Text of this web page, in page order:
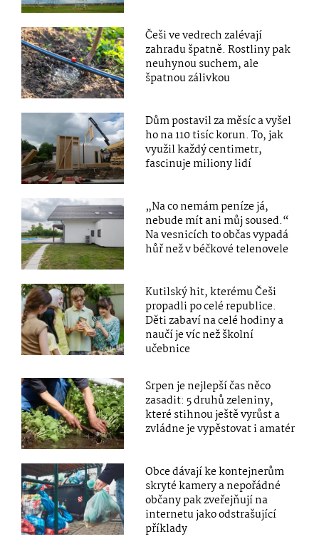
Češi ve vedrech zalévají
zahradu špatně. Rostliny pak
neuhynou suchem, ale
špatnou zálivkou
Dům postavil za měsíc a vyšel
ho na 110 tisíc korun. To, jak
využil každý centimetr,
fascinuje miliony lidí
„Na co nemám peníze já,
nebude mít ani můj soused.“
Na vesnicích to občas vypadá
hůř než v béčkové telenovele
Kutilský hit, kterému Češi
propadli po celé republice.
Děti zabaví na celé hodiny a
naučí je víc než školní
učebnice
Srpen je nejlepší čas něco
zasadit: 5 druhů zeleniny,
které stihnou ještě vyrůst a
zvládne je vypěstovat i amatér
Obce dávají ke kontejnerům
skryté kamery a nepořádné
občany pak zveřejňují na
internetu jako odstrašující
příklady